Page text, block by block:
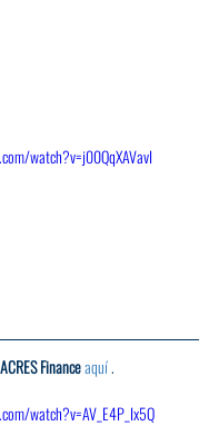
watch?v=j00QqXAVavI
Financeaquí .
watch?v=AV_E4P_Ix5Q